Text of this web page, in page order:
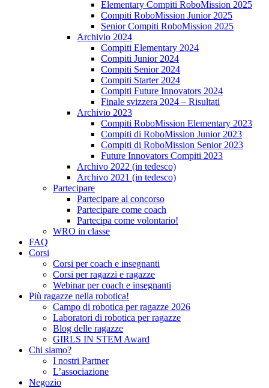
Elementary Compiti RoboMission 2025
Compiti RoboMission Junior 2025
Senior Compiti RoboMission 2025
Archivio 2024
Compiti Elementary 2024
Compiti Junior 2024
Compiti Senior 2024
Compiti Starter 2024
Compiti Future Innovators 2024
Finale svizzera 2024 – Risultati
Archivio 2023
Compiti RoboMission Elementary 2023
Compiti di RoboMission Junior 2023
Compiti di RoboMission Senior 2023
Future Innovators Compiti 2023
Archivo 2022 (in tedesco)
Archivo 2021 (in tedesco)
Partecipare
Partecipare al concorso
Partecipare come coach
Partecipa come volontario!
WRO in classe
FAQ
Corsi
Corsi per coach e insegnanti
Corsi per ragazzi e ragazze
Webinar per coach e insegnanti
Più ragazze nella robotica!
Campo di robotica per ragazze 2026
Laboratori di robotica per ragazze
Blog delle ragazze
GIRLS IN STEM Award
Chi siamo?
I nostri Partner
L’associazione
Negozio